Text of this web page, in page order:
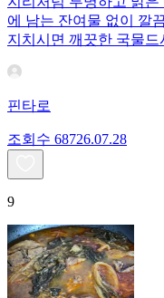
에 남는 잔여물 없이 깔
지치시면 깨끗한 국물
핀타로
조회수 68726.07.28
9